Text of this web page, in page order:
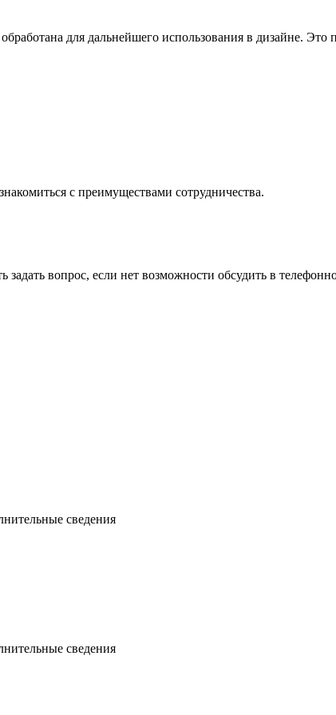
для дальнейшего использования в дизайне.
с преимуществами сотрудничества.
задать вопрос, если нет возможности обсудить в
сведения
сведения